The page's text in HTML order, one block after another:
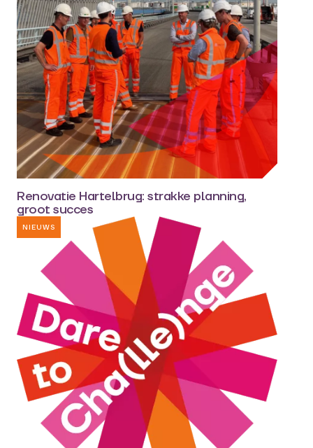
Renovatie Hartelbrug: strakke planning,
groot succes
NIEUWS